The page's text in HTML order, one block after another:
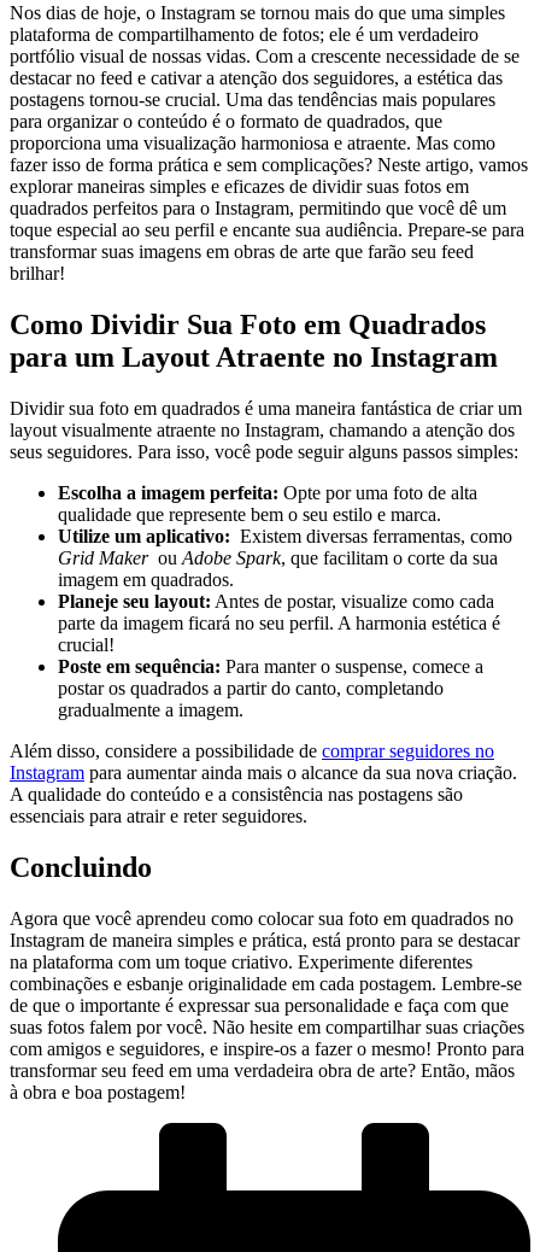
Nos dias de⁢ hoje, ⁢o Instagram se ⁢tornou mais do que uma simples
plataforma de ⁣compartilhamento de ‌fotos; ⁢ele é um verdadeiro‍
portfólio‌ visual de ​nossas vidas. Com ‍a crescente necessidade ‍de se
destacar no feed e cativar a atenção dos seguidores,‌ a estética⁣ das
⁢postagens tornou-se crucial. ⁢Uma das ‍tendências mais⁣ populares
para organizar o‌ conteúdo é o ​formato de quadrados,⁤ que
proporciona‌ uma visualização‍ harmoniosa e atraente. Mas como
fazer isso de​ forma prática e sem complicações? Neste artigo,⁣ vamos
​explorar maneiras simples e ‌eficazes de⁤ dividir suas ⁤fotos ⁢em
quadrados perfeitos‌ para o Instagram, permitindo que você dê um‍
toque⁤ especial ao ⁤seu perfil e ‌encante sua ⁣audiência.⁣ Prepare-se para
transformar suas ​imagens em obras de arte ​que ⁢farão ⁤seu feed
brilhar!
Como ⁤Dividir Sua Foto ⁤em Quadrados
para um Layout Atraente⁤ no Instagram
Dividir ⁣sua foto em quadrados é uma maneira fantástica de criar um
layout⁢ visualmente atraente no Instagram, chamando⁤ a ‌atenção dos
seus seguidores. Para isso,⁤ você ‌pode ‍seguir alguns passos​ simples:
Escolha a ‌imagem ​perfeita: ⁢Opte⁢ por uma‌ foto de alta
qualidade que‍ represente ⁢bem⁤ o⁢ seu ‌estilo e marca.
Utilize um aplicativo: ​ Existem ⁢diversas ferramentas, como
Grid ‍Maker​ ou‌ Adobe Spark, que facilitam o corte da sua
imagem em ⁤quadrados.
Planeje seu ⁤layout: Antes de⁢ postar, visualize ⁢como cada
parte da ‌imagem ficará no seu perfil. A harmonia estética é
‌crucial!
Poste em sequência: Para manter o ⁤suspense,‌ comece a⁤
postar os ​quadrados a partir do ​canto, completando ​
gradualmente a imagem.
Além disso, considere a‍ possibilidade de comprar seguidores no
‌Instagram ‌para aumentar ‍ainda mais o alcance da sua nova criação.
A qualidade do conteúdo e a consistência nas postagens são
essenciais⁢ para atrair‍ e reter ‌seguidores.
Concluindo
Agora que você⁣ aprendeu como colocar sua ⁢foto‌ em quadrados⁢ no​
Instagram de maneira ⁤simples e prática, está pronto para‌ se ⁤destacar
na plataforma com um toque criativo. Experimente ⁣diferentes
combinações e esbanje originalidade em cada postagem. Lembre-se
de⁤ que o importante é⁣ expressar sua⁢ personalidade‌ e⁢ faça ‌com que
⁣suas fotos ⁣falem ⁤por​ você. Não hesite em compartilhar suas criações
com ‍amigos⁤ e seguidores, e inspire-os a ‌fazer o ​mesmo! ⁤Pronto⁤ para
‍transformar⁢ seu ‍feed ‌em uma verdadeira obra de arte? Então,⁤ mãos
à‌ obra e ⁣boa postagem!